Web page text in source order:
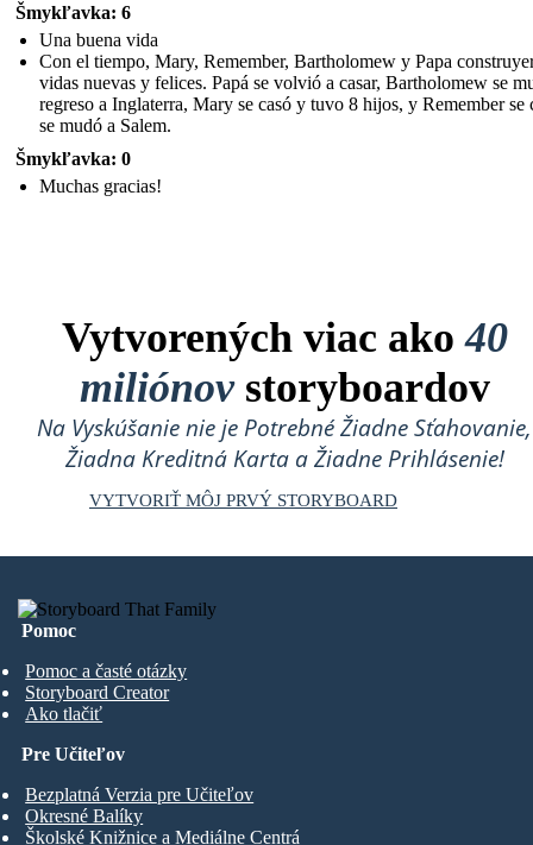
Šmykľavka: 6
Una buena vida
Con el tiempo, Mary, Remember, Bartholomew y Papa
vidas nuevas y felices. Papá se volvió a casar, Bartholomew se
regreso a Inglaterra, Mary se casó y tuvo 8 hijos, y Remember se
se mudó a Salem.
Šmykľavka: 0
Muchas gracias!
Vytvorených viac ako40
miliónovstoryboardov
Na Vyskúšanie nie je Potrebné Žiadne Sťahovanie,
Žiadna Kreditná Karta a Žiadne Prihlásenie!
VYTVORIŤ MÔJ PRVÝ STORYBOARD
Pomoc
Pomoc a časté otázky
Storyboard Creator
Ako tlačiť
Pre Učiteľov
Bezplatná Verzia pre Učiteľov
Okresné Balíky
Školské Knižnice a Mediálne Centrá